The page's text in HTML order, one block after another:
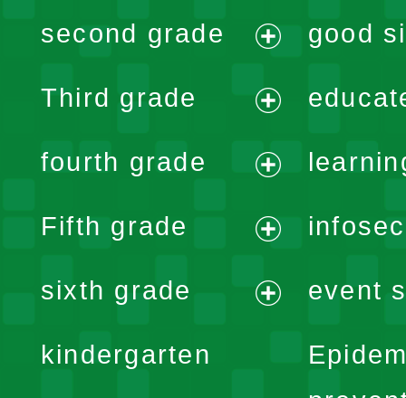
menu
second grade
menu
Third grade
menu
fourth grade
menu
Fifth grade
menu
sixth grade
kindergarten
good
event